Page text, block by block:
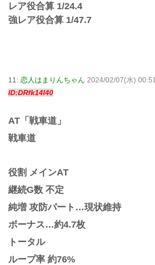
レア役合算 1/24.4
強レア役合算 1/47.7
11: 恋人はまりんちゃん 2024/02/07(水)
ID:DRfk14l40
AT「戦車道」
戦車道
役割 メインAT
継続G数 不定
純増 攻防パート…現状維持
ボーナス…約4.7枚
トータル
ループ率 約76%